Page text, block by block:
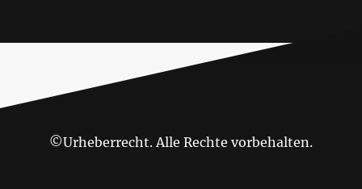
©Urheberrecht. Alle Rechte vorbehalten.